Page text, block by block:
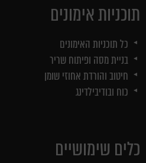
תוכניות אימונים
כל תוכניות האימונים
בניית מסה ופיתוח שריר
חיטוב והורדת אחוזי שומן
כוח ובודיבילדינג
כלים שימושיים